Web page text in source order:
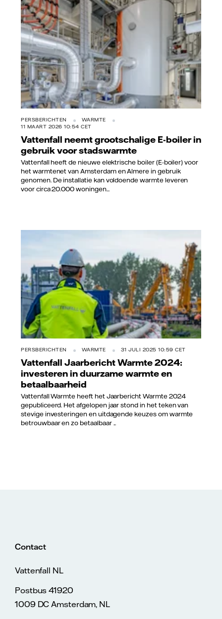
PERSBERICHTEN
WARMTE
11 MAART 2026 10:54 CET
Vattenfall neemt grootschalige E-boiler in
gebruik voor stadswarmte
Vattenfall heeft de nieuwe elektrische boiler (E-boiler) voor
het warmtenet van Amsterdam en Almere in gebruik
genomen. De installatie kan voldoende warmte leveren
voor circa 20.000 woningen...
PERSBERICHTEN WARMTE 31 JULI 2025 10:59 CET
Vattenfall Jaarbericht Warmte 2024:
investeren in duurzame warmte en
betaalbaarheid
Vattenfall Warmte heeft het Jaarbericht Warmte 2024
gepubliceerd. Het afgelopen jaar stond in het teken van
stevige investeringen en uitdagende keuzes om warmte
betrouwbaar en zo betaalbaar ...
Contact
Vattenfall NL
Postbus 41920
1009 DC Amsterdam, NL